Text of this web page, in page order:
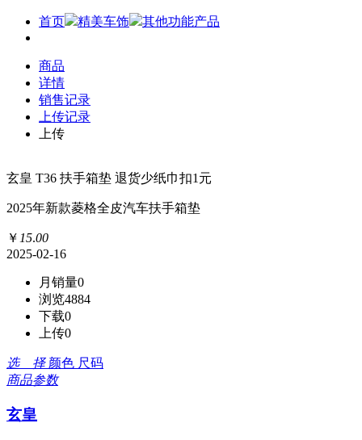
首页 精美车饰 其他功能产品
商品
详情
销售记录
上传记录
上传
玄皇 T36 扶手箱垫 退货少纸巾扣1元
2025年新款菱格全皮汽车扶手箱垫
￥ 15.00
2025-02-16
月销量0
浏览4884
下载0
上传0
选 择 颜色 尺码
商品参数
玄皇